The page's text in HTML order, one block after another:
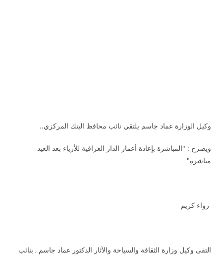
وكيل الوزارة عماد جاسم يلتقي نائب محافظ البنك المركزي..
ويصرح : "المباشرة بإعادة أعمار الدار العراقية للأزياء بعد العيد
مباشرة"
رواء كريم
التقى وكيل وزارة الثقافة والسياحة والآثار الدكتور عماد جاسم , بنائب